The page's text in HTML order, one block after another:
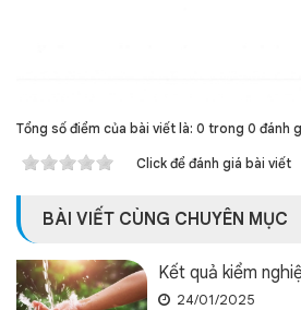
Tổng số điểm của bài viết là: 0 trong 0 đánh
Click để đánh giá bài viết
BÀI VIẾT CÙNG CHUYÊN MỤC
Kết quả kiểm
24/01/2025